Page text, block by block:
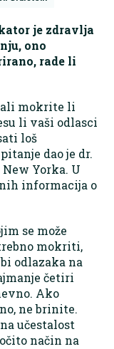
je zdravlja
ono
rade li
mokrite li
li vaši odlasci
loš
dao je dr.
Yorka. U
informacija o
se može
mokriti,
odlazaka na
četiri
Ako
ne brinite.
učestalost
način na